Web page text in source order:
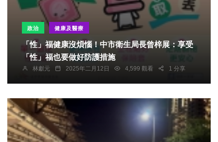
政治 健康及醫療
「性」福健康沒煩惱！中市衛生局長曾梓展：享受
「性」福也要做好防護措施
林獻元 2025年二月12日 4,599 觀看 1 分享